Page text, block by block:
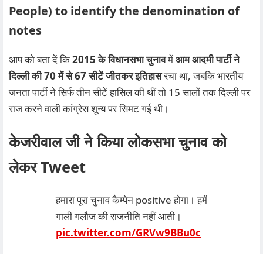
People) to identify the denomination of
notes
आप को बता दें कि2015 के विधानसभा चुनावमेंआम आदमी पार्टी ने
दिल्ली की 70 में से 67 सीटें जीतकर इतिहासरचा था, जबकि भारतीय
जनता पार्टी ने सिर्फ तीन सीटें हासिल की थीं तो 15 सालों तक दिल्ली पर
राज करने वाली कांग्रेस शून्य पर सिमट गई थी।
केजरीवाल जी ने किया लोकसभा चुनाव को
लेकर Tweet
हमारा पूरा चुनाव कैम्पेन positive होगा। हमें
गाली गलौज की राजनीति नहीं आती।
pic.twitter.com/GRVw9BBu0c